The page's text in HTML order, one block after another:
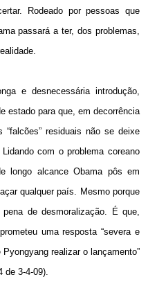
Rodeadopor pessoas que
passará a ter, dos problemas,
e desnecessária introdução,
estado para que, em decorrência
residuais não se deixe
com o problema coreano
longo alcance Obama pôs em
qualquer país. Mesmo porque
de desmoralização. É que,
uma resposta “severa e
realizar o lançamento”
de 3-4-09).